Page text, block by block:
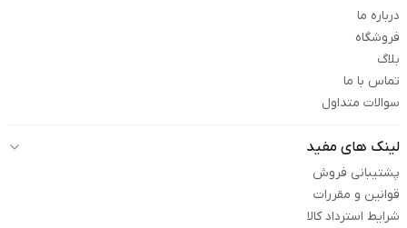
درباره ما
فروشگاه
بلاگ
تماس با ما
سوالات متداول
لینک های مفید
پشتیبانی فروش
قوانین و مقررات
شرایط استرداد کالا